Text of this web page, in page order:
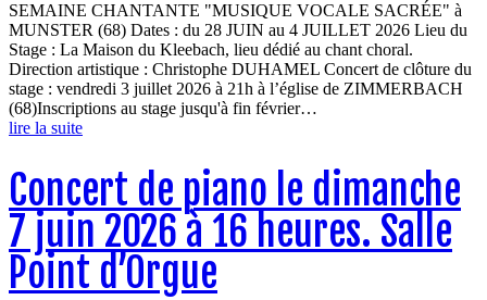
SEMAINE CHANTANTE "MUSIQUE VOCALE SACRÉE" à
MUNSTER (68) Dates : du 28 JUIN au 4 JUILLET 2026 Lieu du
Stage : La Maison du Kleebach, lieu dédié au chant choral.
Direction artistique : Christophe DUHAMEL Concert de clôture du
stage : vendredi 3 juillet 2026 à 21h à l’église de ZIMMERBACH
(68)Inscriptions au stage jusqu'à fin février…
lire la suite
Concert de piano le dimanche
7 juin 2026 à 16 heures. Salle
Point d’Orgue